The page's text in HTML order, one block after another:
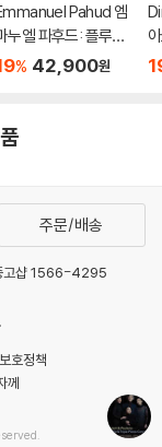
Pahud 엠
누엘 파후드: 플루트
왕 (The Flute Kin
% 42,900원
주문/배송
고샵 1566-4295
호정책
께